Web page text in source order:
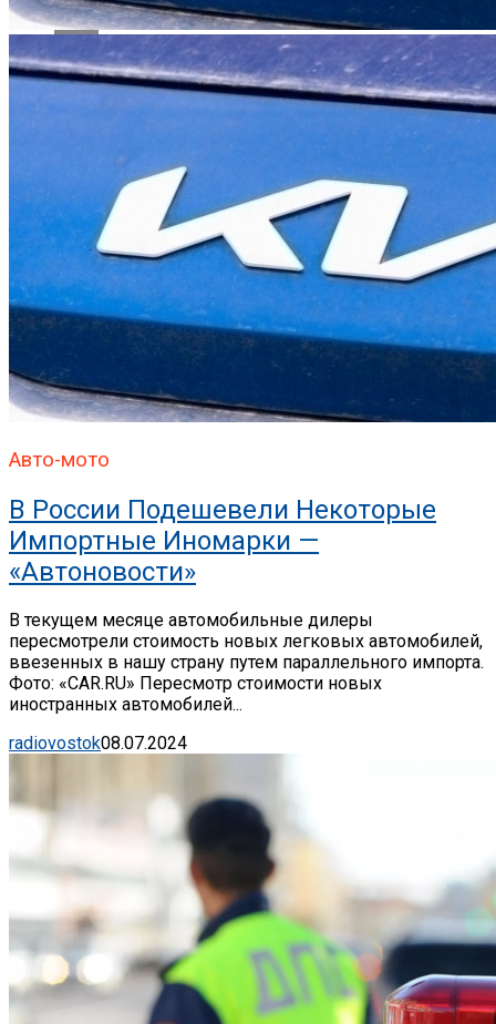
Email
Авто-мото
В России Подешевели Некоторые
Импортные Иномарки —
«Автоновости»
В текущем месяце автомобильные дилеры
пересмотрели стоимость новых легковых автомобилей,
ввезенных в нашу страну путем параллельного импорта.
Фото: «CAR.RU» Пересмотр стоимости новых
иностранных автомобилей...
radiovostok08.07.2024